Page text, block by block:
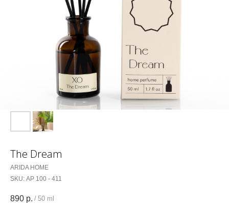
The Dream
ARIDA HOME
SKU: АР 100 - 411
890 р. / 50 ml